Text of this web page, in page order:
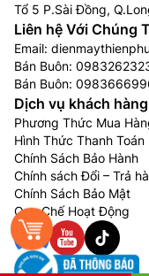
Máy lọc không khí
có phần robot hoạt
lọc thô sau khi sử
sạch sẽ, khô ráo để
tốt hơn, tiết kiệm
Tổ 5 P.Sài Đồng,
Liên hệ Với Chúng
Email:
Bán Buôn:
Bán Buôn:
Dịch vụ khách hàng
Phương Thức Mua
Hình Thức Thanh Toán
Chính Sách Bảo Hành
Chính sách Đổi – Trả
Chính Sách Bảo Mật
Quy Chế Hoạt Động